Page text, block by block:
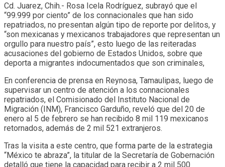
Cd. Juarez, Chih.- Rosa Icela Rodríguez, subrayó que el
“99.999 por ciento” de los connacionales que han sido
repatriados, no presentan algún tipo de reporte por delitos, y
“son mexicanas y mexicanos trabajadores que representan un
orgullo para nuestro país”, esto luego de las reiteradas
acusaciones del gobierno de Estados Unidos, sobre que
deporta a migrantes indocumentados que son criminales,
En conferencia de prensa en Reynosa, Tamaulipas, luego de
supervisar un centro de atención a los connacionales
repatriados, el Comisionado del Instituto Nacional de
Migración (INM), Francisco Garduño, reveló que del 20 de
enero al 5 de febrero se han recibido 8 mil 119 mexicanos
retornados, además de 2 mil 521 extranjeros.
Tras la visita a este centro, que forma parte de la estrategia
“México te abraza”, la titular de la Secretaría de Gobernación
detalló que tiene la capacidad para recibir a 2 mil 500